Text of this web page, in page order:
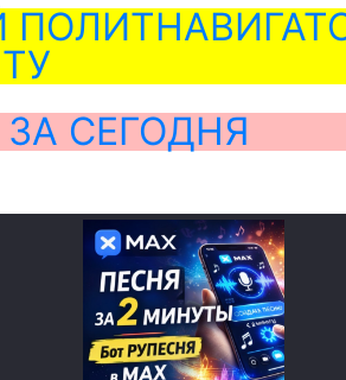
СЕГОДНЯ